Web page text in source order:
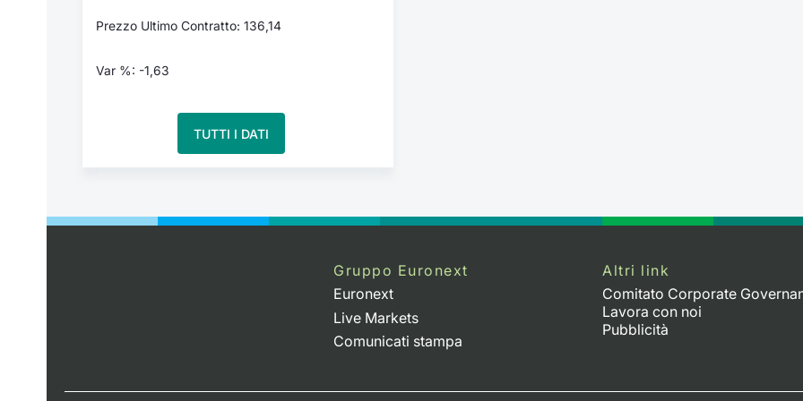
Prezzo Ultimo Contratto: 136,14
Var %: -1,63
TUTTI I DATI
Gruppo Euronext
Euronext
Live Markets
Comunicati stampa
Altri link
Comitato Corporate
Lavora con noi
Pubblicità